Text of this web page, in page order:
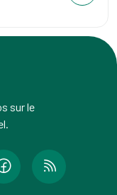
sur le